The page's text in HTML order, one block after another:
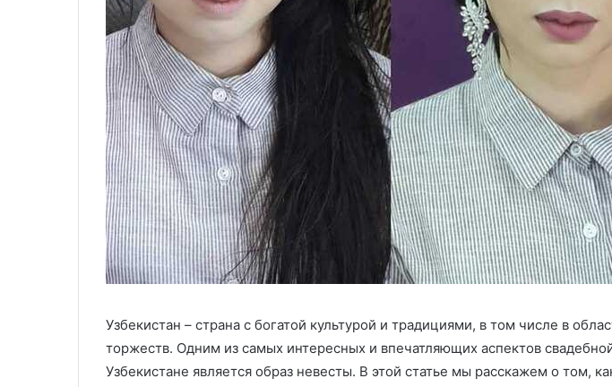
Узбекистан – страна с богатой культурой и традициями, в том числе в
торжеств. Одним из самых интересных и впечатляющих аспектов
Узбекистане является образ невесты. В этой статье мы расскажем о том,